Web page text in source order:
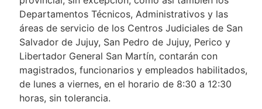
Departamentos Técnicos, Administrativos y las
áreas de servicio de los Centros Judiciales de San
Salvador de Jujuy, San Pedro de Jujuy, Perico y
Libertador General San Martín, contarán con
magistrados, funcionarios y empleados habilitados,
de lunes a viernes, en el horario de 8:30 a 12:30
horas, sin tolerancia.